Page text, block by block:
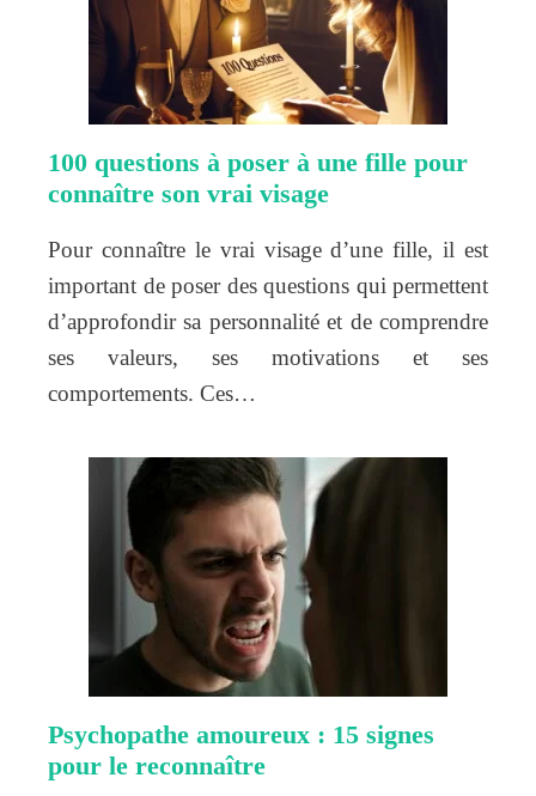
100 questions à poser à une fille pour
connaître son vrai visage
Pour connaître le vrai visage d’une fille, il est
important de poser des questions qui permettent
d’approfondir sa personnalité et de comprendre
ses valeurs, ses motivations et ses
comportements. Ces…
Psychopathe amoureux : 15 signes
pour le reconnaître